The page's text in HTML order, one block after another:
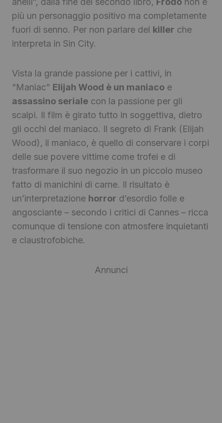
più un personaggio positivo ma completamente
fuori di senno. Per non parlare del killer che
interpreta in Sin City.
Vista la grande passione per i cattivi, in
“Maniac” Elijah Wood è un maniaco e
assassino seriale con la passione per gli
scalpi. Il film è girato tutto in soggettiva, dietro
gli occhi del maniaco. Il segreto di Frank (Elijah
Wood), il maniaco, è quello di conservare i corpi
delle sue povere vittime come trofei e di
trasformare il suo negozio in un piccolo museo
fatto di manichini di carne. Il risultato è
un’interpretazione horror d’esordio folle e
angosciante – secondo i critici di Cannes – ricca
comunque di tensione con atmosfere inquietanti
e claustrofobiche.
Annunci